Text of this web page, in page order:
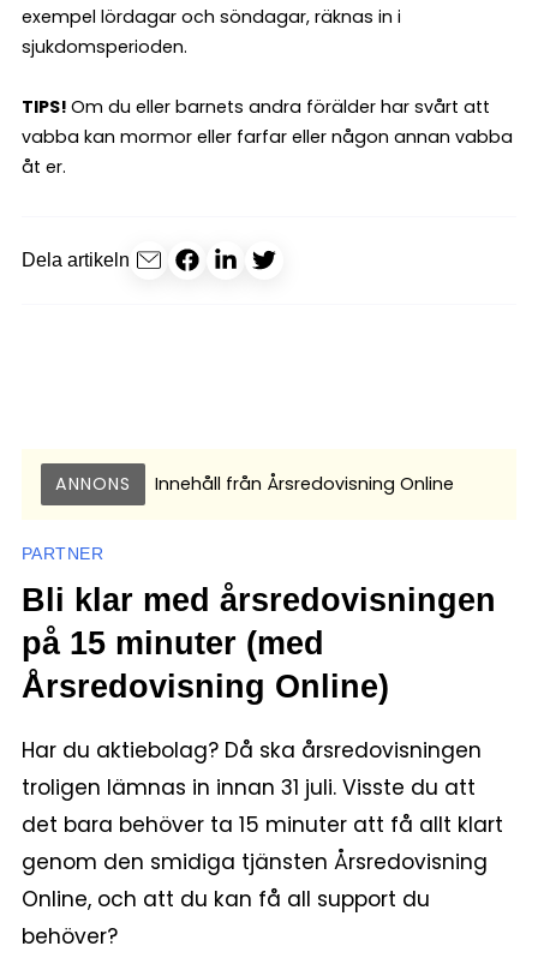
exempel lördagar och söndagar, räknas in i
sjukdomsperioden.
TIPS! Om du eller barnets andra förälder har svårt att
vabba kan mormor eller farfar eller någon annan vabba
åt er.
Dela artikeln
ANNONS Innehåll från Årsredovisning Online
PARTNER
Bli klar med årsredovisningen
på 15 minuter (med
Årsredovisning Online)
Har du aktiebolag? Då ska årsredovisningen
troligen lämnas in innan 31 juli. Visste du att
det bara behöver ta 15 minuter att få allt klart
genom den smidiga tjänsten Årsredovisning
Online, och att du kan få all support du
behöver?